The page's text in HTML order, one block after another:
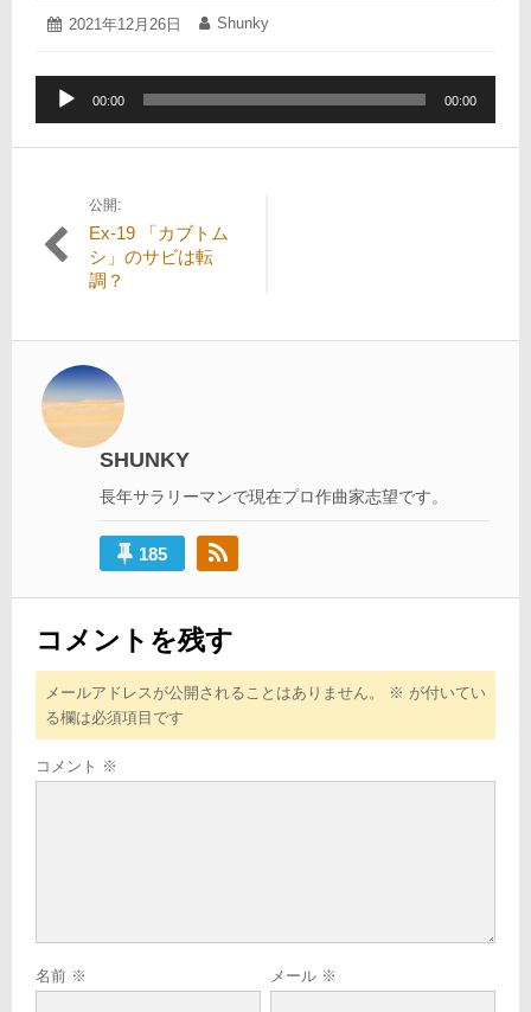
投
2021年12月26日
2021
月
26
日
投
Shunky
ー
00:00 00:00
稿
ゲ
ー
シ
公開:
Ex-19 「カブトム
シ」のサビは転
調？
SHUNKY
長年サラリーマンで現在プロ作曲家志望です。
185
コメントを残す
メールアドレスが公開されることはありません。 ※ が付いてい
る欄は必須項目です
コメント ※
名前 ※ メール ※